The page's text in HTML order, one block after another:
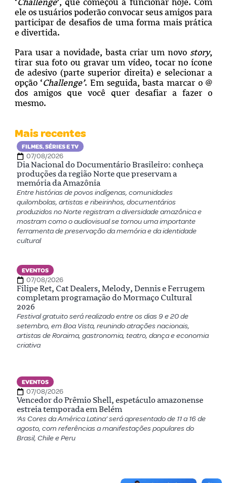
‘Challenge’, que começou a funcionar hoje. Com
ele os usuários poderão convocar seus amigos para
participar de desafios de uma forma mais prática
e divertida.
Para usar a novidade, basta criar um novo story,
tirar sua foto ou gravar um vídeo, tocar no ícone
de adesivo (parte superior direita) e selecionar a
opção ‘Challenge’. Em seguida, basta marcar o @
dos amigos que você quer desafiar a fazer o
mesmo.
Mais recentes
FILMES, SÉRIES E TV
07/08/2026
Dia Nacional do Documentário Brasileiro: conheça
produções da região Norte que preservam a
memória da Amazônia
Entre histórias de povos indígenas, comunidades
quilombolas, artistas e ribeirinhos, documentários
produzidos no Norte registram a diversidade amazônica e
mostram como o audiovisual se tornou uma importante
ferramenta de preservação da memória e da identidade
cultural
EVENTOS
07/08/2026
Filipe Ret, Cat Dealers, Melody, Dennis e Ferrugem
completam programação do Mormaço Cultural
2026
Festival gratuito será realizado entre os dias 9 e 20 de
setembro, em Boa Vista, reunindo atrações nacionais,
artistas de Roraima, gastronomia, teatro, dança e economia
criativa
EVENTOS
07/08/2026
Vencedor do Prêmio Shell, espetáculo amazonense
estreia temporada em Belém
‘As Cores da América Latina’ será apresentado de 11 a 16 de
agosto, com referências a manifestações populares do
Brasil, Chile e Peru